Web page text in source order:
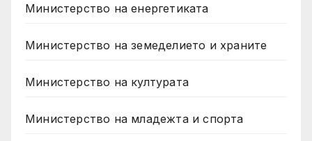
Министерство на енергетиката
Министерство на земеделието и храните
Министерство на културата
Министерство на младежта и спорта